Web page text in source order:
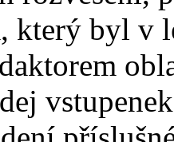
který byl v